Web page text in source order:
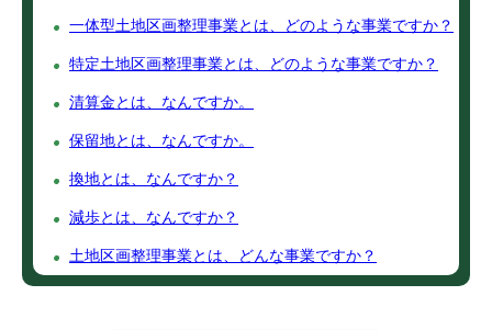
一体型土地区画整理事業とは、どのような事業ですか？
特定土地区画整理事業とは、どのような事業ですか？
清算金とは、なんですか。
保留地とは、なんですか。
換地とは、なんですか？
減歩とは、なんですか？
土地区画整理事業とは、どんな事業ですか？